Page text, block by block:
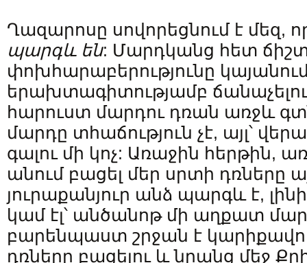
Ղազարոսը սովորեցնում է մեզ,
պարգև են: Մարդկանց հետ
փոխհարաբերությունը
երախտագիտությամբ ճանաչելու
հարուստ մարդու դռան առջև
մարդը տհաճություն չէ, այլ՝
գալու մի կոչ: Առաջին հերթին,
անում բացել մեր սրտի դռները
յուրաքանյուր անձ պարգև է,
կամ էլ՝ անծանոթ մի աղքատ
բարենպաստ շրջան է
դռները բացելու և նրանց մեջ